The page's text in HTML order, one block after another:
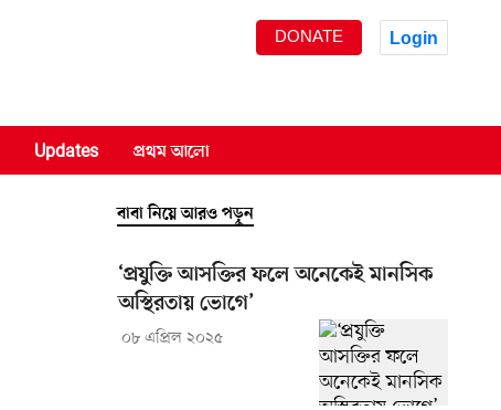
DONATE Login
Updates প্রথম আলো
বাবা নিয়ে আরও পড়ুন
‘প্রযুক্তি আসক্তির ফলে অনেকেই মানসিক
অস্থিরতায় ভোগে’
০৮ এপ্রিল ২০২৫